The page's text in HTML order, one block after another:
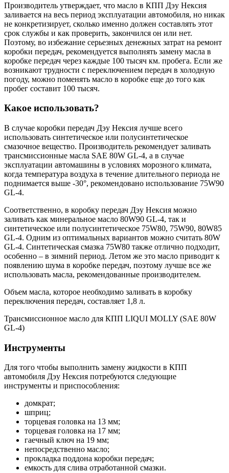
Производитель утверждает, что масло в КПП Дэу Нексия
заливается на весь период эксплуатации автомобиля, но никак
не конкретизирует, сколько именно должен составлять этот
срок службы и как проверить, закончился он или нет.
Поэтому, во избежание серьезных денежных затрат на ремонт
коробки передач, рекомендуется выполнять замену масла в
коробке передач через каждые 100 тысяч км. пробега. Если же
возникают трудности с переключением передач в холодную
погоду, можно поменять масло в коробке еще до того как
пробег составит 100 тысяч.
Какое использовать?
В случае коробки передач Дэу Нексия лучше всего
использовать синтетическое или полусинтетическое
смазочное вещество. Производитель рекомендует заливать
трансмиссионные масла SAE 80W GL-4, а в случае
эксплуатации автомашины в условиях морозного климата,
когда температура воздуха в течение длительного периода не
поднимается выше -30°, рекомендовано использование 75W90
GL-4.
Соответственно, в коробку передач Дэу Нексия можно
заливать как минеральное масло 80W90 GL-4, так и
синтетическое или полусинтетическое 75W80, 75W90, 80W85
GL-4. Одним из оптимальных вариантов можно считать 80W
GL-4. Синтетическая смазка 75W80 также отлично подходит,
особенно – в зимний период. Летом же это масло приводит к
появлению шума в коробке передач, поэтому лучше все же
использовать масла, рекомендованные производителем.
Объем масла, которое необходимо заливать в коробку
переключения передач, составляет 1,8 л.
Трансмиссионное масло для КПП LIQUI MOLLY (SAE 80W
GL-4)
Инструменты
Для того чтобы выполнить замену жидкости в КПП
автомобиля Дэу Нексия потребуются следующие
инструменты и приспособления:
домкрат;
шприц;
торцевая головка на 13 мм;
торцевая головка на 17 мм;
гаечный ключ на 19 мм;
непосредственно масло;
прокладка поддона коробки передач;
емкость для слива отработанной смазки.